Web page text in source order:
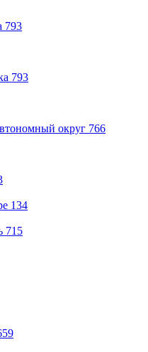
793
793
округ 766
134
715